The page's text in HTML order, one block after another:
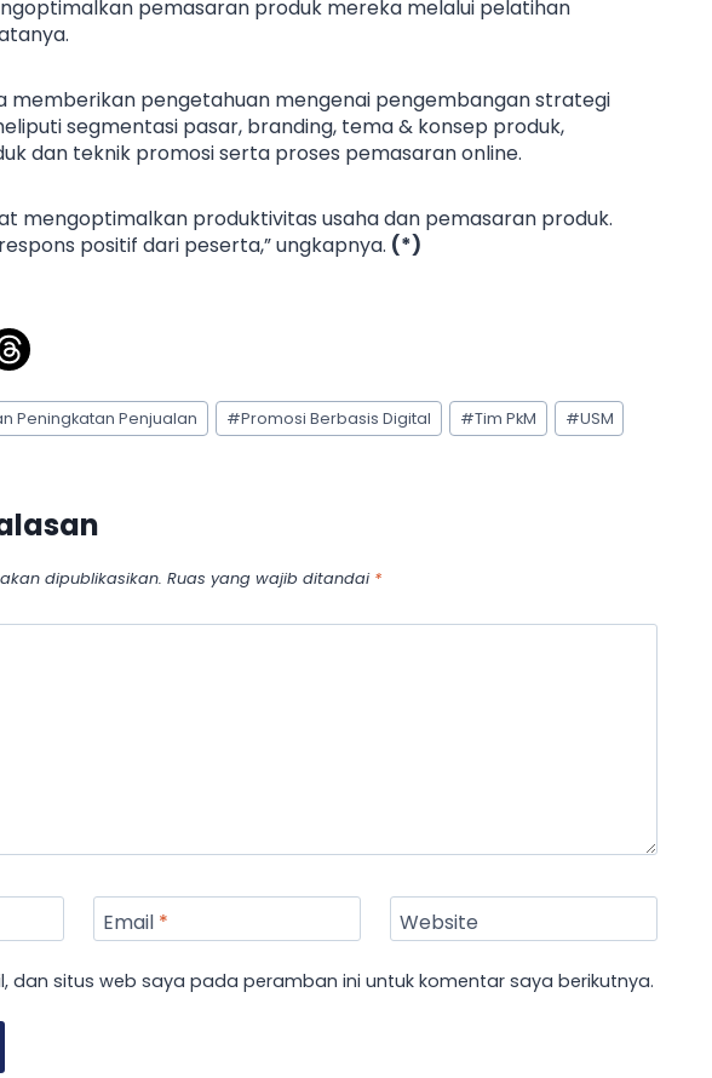
pemasaran produk mereka melalui pelatihan
memberikan pengetahuan mengenai pengembangan strategi
segmentasi pasar, branding, tema & konsep produk,
dan teknik promosi serta proses pemasaran online.
mengoptimalkan produktivitas usaha dan pemasaran produk.
positif dari peserta,” ungkapnya. (*)
Peningkatan Penjualan #Promosi Berbasis Digital #Tim PkM #USM
dipublikasikan. Ruas yang wajib ditandai *
Email * Website
dan situs web saya pada peramban ini untuk komentar saya berikutnya.